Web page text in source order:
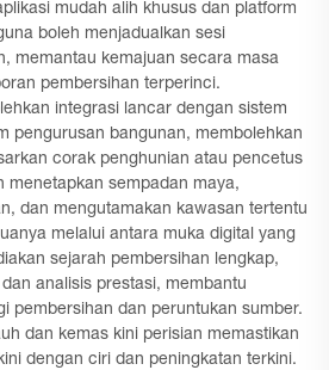
mudah alih khusus dan platform
boleh menjadualkan sesi
memantau kemajuan secara masa
pembersihan terperinci.
integrasi lancar dengan sistem
pengurusan bangunan, membolehkan
corak penghunian atau pencetus
menetapkan sempadan maya,
dan mengutamakan kawasan tertentu
melalui antara muka digital yang
sejarah pembersihan lengkap,
analisis prestasi, membantu
pembersihan dan peruntukan sumber.
dan kemas kini perisian memastikan
dengan ciri dan peningkatan terkini.